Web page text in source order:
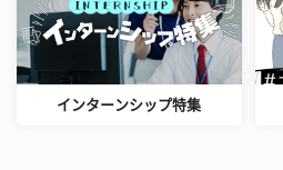
インターンシップ特集